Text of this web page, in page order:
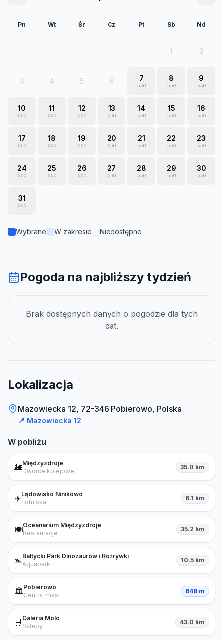
Pn Wt Śr Cz Pt Sb Nd
1 2
3 4 5 6 7
550
8
550
9
550
10
550
11
550
12
550
13
550
14
550
15
550
16
550
17
550
18
550
19
550
20
550
21
550
22
550
23
550
24
550
25
550
26
550
27
550
28
550
29
550
30
550
31
550
Wybrane W zakresie Niedostępne
Pogoda na najbliższy tydzień
Brak dostępnych danych o pogodzie dla tych
dat.
Lokalizacja
Mazowiecka 12, 72-346 Pobierowo, Polska
📍 Mazowiecka 12
W pobliżu
🚂Międzyzdroje
Dworce kolejowe
35.0 km
✈️Lądowisko Ninikowo
Lotniska
6.1 km
🍽️Oceanarium Międzyzdroje
Restauracje
35.2 km
🏊Bałtycki Park Dinozaurów i Rozrywki
Aquaparki
10.5 km
🏛️Pobierowo
Centra miast
648 m
🛒Galeria Molo
Sklepy
43.0 km